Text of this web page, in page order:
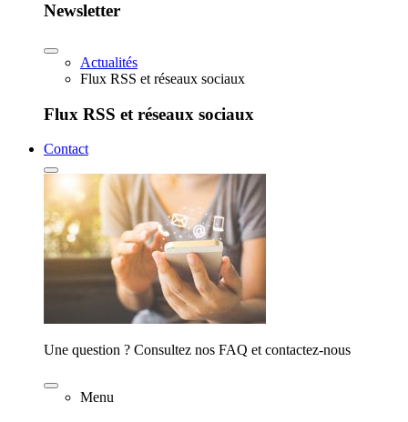
Newsletter
Actualités
Flux RSS et réseaux sociaux
Flux RSS et réseaux sociaux
Contact
Une question ? Consultez nos FAQ et contactez-nous
Menu